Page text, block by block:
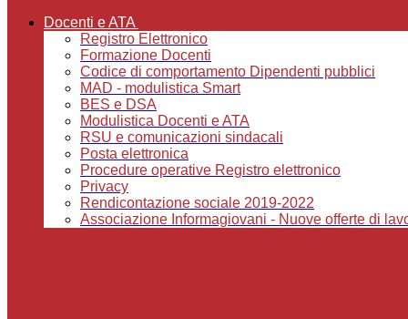
Docenti e ATA
Registro Elettronico
Formazione Docenti
Codice di comportamento Dipendenti pubblici
MAD - modulistica Smart
BES e DSA
Modulistica Docenti e ATA
RSU e comunicazioni sindacali
Posta elettronica
Procedure operative Registro elettronico
Privacy
Rendicontazione sociale 2019-2022
Associazione Informagiovani - Nuove offerte di